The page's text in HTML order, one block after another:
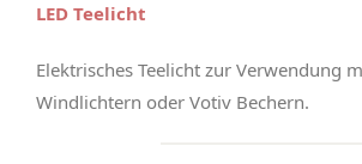
LED Teelicht
Elektrisches Teelicht zur Verwendung
Windlichtern oder Votiv Bechern.